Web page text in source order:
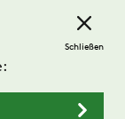
Schließen